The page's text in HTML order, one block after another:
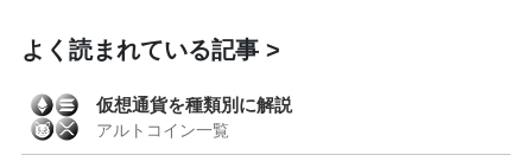
よく読まれている記事
仮想通貨を種類別に解説
アルトコイン一覧